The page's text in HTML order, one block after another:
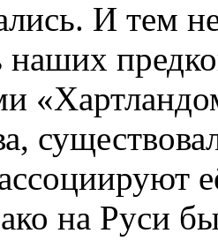
И тем
наших
на Руси